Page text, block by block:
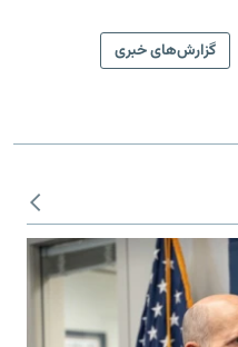
گزارش‌های خبری